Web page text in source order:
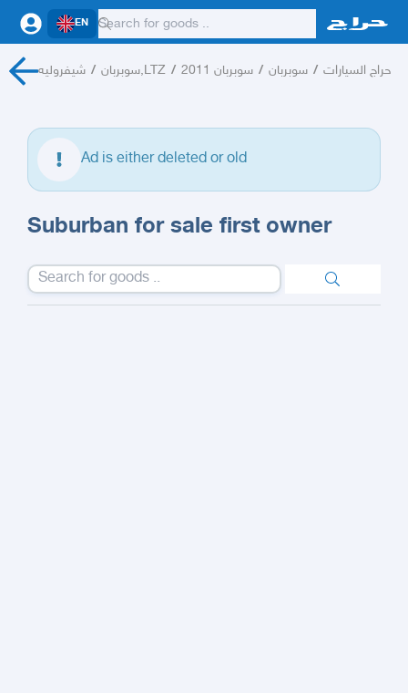
EN
شيفروليه / سوبربان,LTZ / سوبربان 2011 / سوبربان / حراج السيارات
Ad is either deleted or old
Suburban for sale first owner